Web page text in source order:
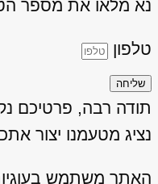
נא מלאו את מספר
טלפון
שליחה
תודה רבה, פרטיכם
נציג מטעמנו יצור